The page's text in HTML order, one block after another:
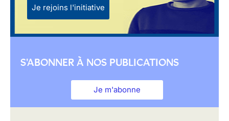
Je rejoins l'initiative
S'ABONNER À NOS PUBLICATIONS
Je m'abonne